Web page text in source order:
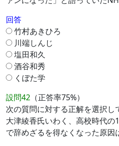
回答
竹村あきひろ
川端しんじ
塩田和久
酒谷和秀
くぼた学
設問42 （正答率75%）
次の質問に対する正解を選択し
大津綾香氏いわく、高校時代の
で辞めざるを得なくなった原因